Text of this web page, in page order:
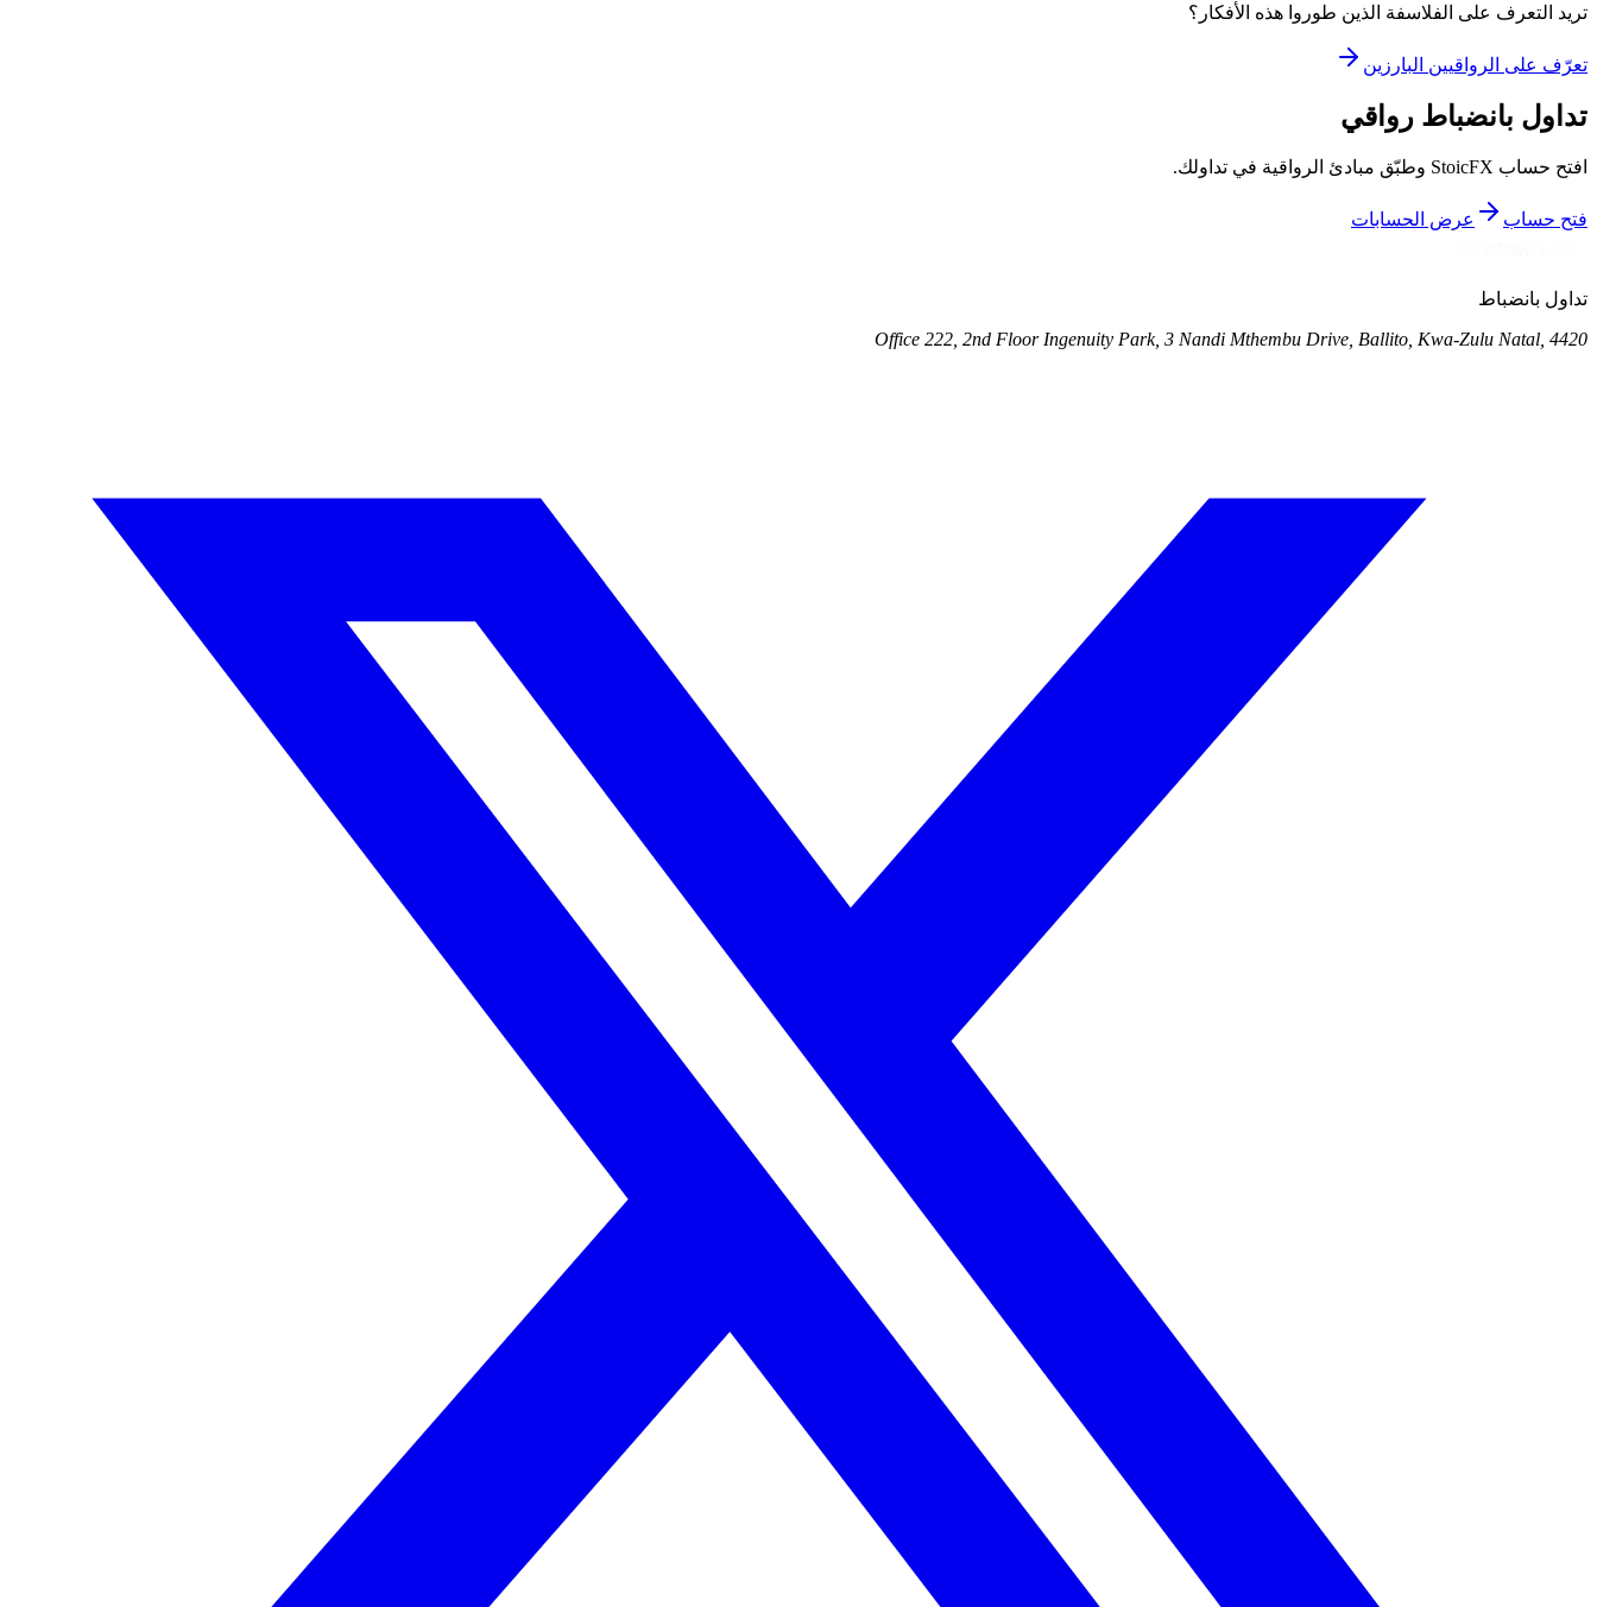
تريد التعرف على الفلاسفة الذين طوروا هذه الأفكار؟
تعرّف على الرواقيين البارزين
تداول بانضباط رواقي
افتح حساب StoicFX وطبّق مبادئ الرواقية في تداولك.
فتح حساب عرض الحسابات
تداول بانضباط
Office 222, 2nd Floor Ingenuity Park, 3 Nandi Mthembu Drive, Ballito, Kwa-Zulu Natal, 4420